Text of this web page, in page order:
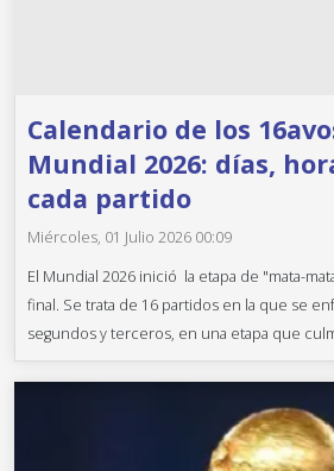
Calendario de los
Mundial 2026: días,
cada partido
Miércoles, 01 Julio 2026 00:09
El Mundial 2026 inició la etapa de "mata-
final. Se trata de 16 partidos en la que se
segundos y terceros, en una etapa que